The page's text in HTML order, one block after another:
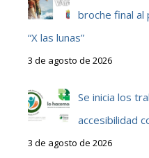
broche final al
“X las lunas”
3 de agosto de 2026
Se inicia los
accesibilidad
3 de agosto de 2026